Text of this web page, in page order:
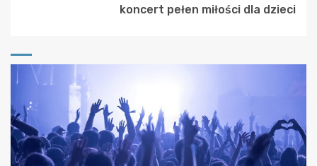
koncert pełen miłości dla dzieci